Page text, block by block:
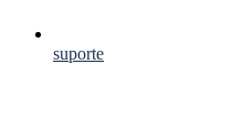
suporte